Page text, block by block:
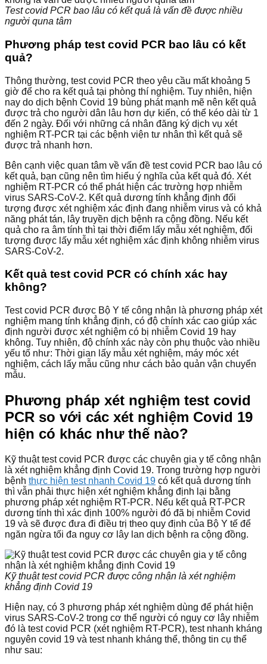
Test covid PCR bao lâu có kết quả là vấn đề được nhiều
người quna tâm
Phương pháp test covid PCR bao lâu có kết
quả?
Thông thường, test covid PCR theo yêu cầu mất khoảng 5
giờ để cho ra kết quả tại phòng thí nghiệm. Tuy nhiên, hiện
nay do dịch bệnh Covid 19 bùng phát mạnh mẽ nên kết quả
được trả cho người dân lâu hơn dự kiến, có thể kéo dài từ 1
đến 2 ngày. Đối với những cá nhân đăng ký dịch vụ xét
nghiệm RT-PCR tại các bệnh viện tư nhân thì kết quả sẽ
được trả nhanh hơn.
Bên cạnh việc quan tâm về vấn đề test covid PCR bao lâu có
kết quả, bạn cũng nên tìm hiểu ý nghĩa của kết quả đó. Xét
nghiệm RT-PCR có thể phát hiện các trường hợp nhiễm
virus SARS-CoV-2. Kết quả dương tính khẳng định đối
tượng được xét nghiệm xác định đang nhiễm virus và có khả
năng phát tán, lây truyền dịch bệnh ra cộng đồng. Nếu kết
quả cho ra âm tính thì tại thời điểm lấy mẫu xét nghiệm, đối
tượng được lấy mẫu xét nghiệm xác định không nhiễm virus
SARS-CoV-2.
Kết quả test covid PCR có chính xác hay
không?
Test covid PCR được Bộ Y tế công nhận là phương pháp xét
nghiệm mang tính khẳng định, có độ chính xác cao giúp xác
định người được xét nghiệm có bị nhiễm Covid 19 hay
không. Tuy nhiên, độ chính xác này còn phụ thuộc vào nhiều
yếu tố như: Thời gian lấy mẫu xét nghiệm, máy móc xét
nghiệm, cách lấy mẫu cũng như cách bảo quản vận chuyển
mẫu.
Phương pháp xét nghiệm test covid
PCR so với các xét nghiệm Covid 19
hiện có khác như thế nào?
Kỹ thuật test covid PCR được các chuyên gia y tế công nhận
là xét nghiệm khẳng định Covid 19. Trong trường hợp người
bệnh thực hiện test nhanh Covid 19 có kết quả dương tính
thì vẫn phải thực hiện xét nghiệm khẳng định lại bằng
phương pháp xét nghiệm RT-PCR. Nếu kết quả RT-PCR
dương tính thì xác định 100% người đó đã bị nhiễm Covid
19 và sẽ được đưa đi điều trị theo quy định của Bộ Y tế để
ngăn ngừa tối đa nguy cơ lây lan dịch bệnh ra cộng đồng.
Kỹ thuật test covid PCR được công nhận là xét nghiệm
khẳng định Covid 19
Hiện nay, có 3 phương pháp xét nghiệm dùng để phát hiện
virus SARS-CoV-2 trong cơ thể người có nguy cơ lây nhiễm
đó là test covid PCR (xét nghiệm RT-PCR), test nhanh kháng
nguyên covid 19 và test nhanh kháng thể, thông tin cụ thể
như sau: